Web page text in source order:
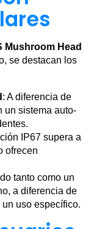
Mushroom Head
se destacan los
: A diferencia de
un sistema auto-
IP67 supera a
ofrecen
tanto como un
a diferencia de
uso específico.